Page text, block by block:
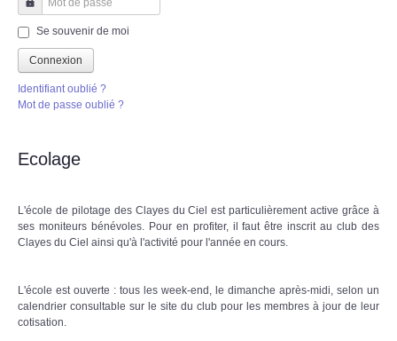
Mot de passe
Se souvenir de moi
Connexion
Identifiant oublié ?
Mot de passe oublié ?
Ecolage
L'école de pilotage des Clayes du Ciel est particulièrement active grâce à
ses moniteurs bénévoles. Pour en profiter, il faut être inscrit au club des
Clayes du Ciel ainsi qu'à l'activité pour l'année en cours.
L'école est ouverte : tous les week-end, le dimanche après-midi, selon un
calendrier consultable sur le site du club pour les membres à jour de leur
cotisation.